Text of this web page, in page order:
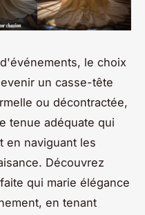
le choix
un casse-tête
ou décontractée,
tenue adéquate qui
en naviguant les
Découvrez
qui marie élégance
en tenant